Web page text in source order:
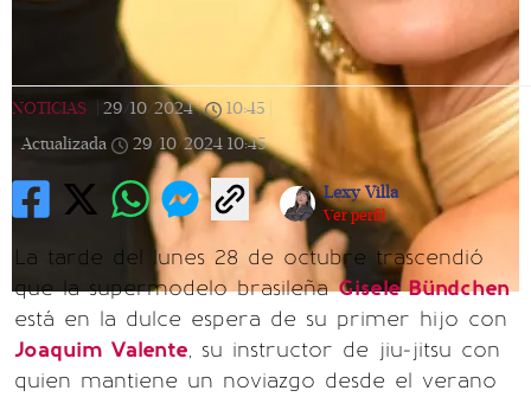
NOTICIAS 29/10/2024 | 10:45
Actualizada
29/10/2024 10:45
Lexy Villa
Ver perfil
La tarde del lunes 28 de octubre trascendió
que la supermodelo brasileñaGisele Bündchen
está en la dulce espera de su primer hijo con
Joaquim Valente, su instructor de jiu-jitsu con
quien mantiene un noviazgo desde el verano